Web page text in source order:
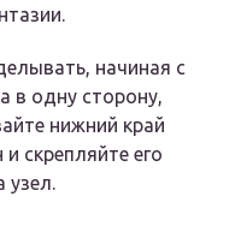
начиная с
в одну сторону,
нижний край
скрепляйте его
узел.